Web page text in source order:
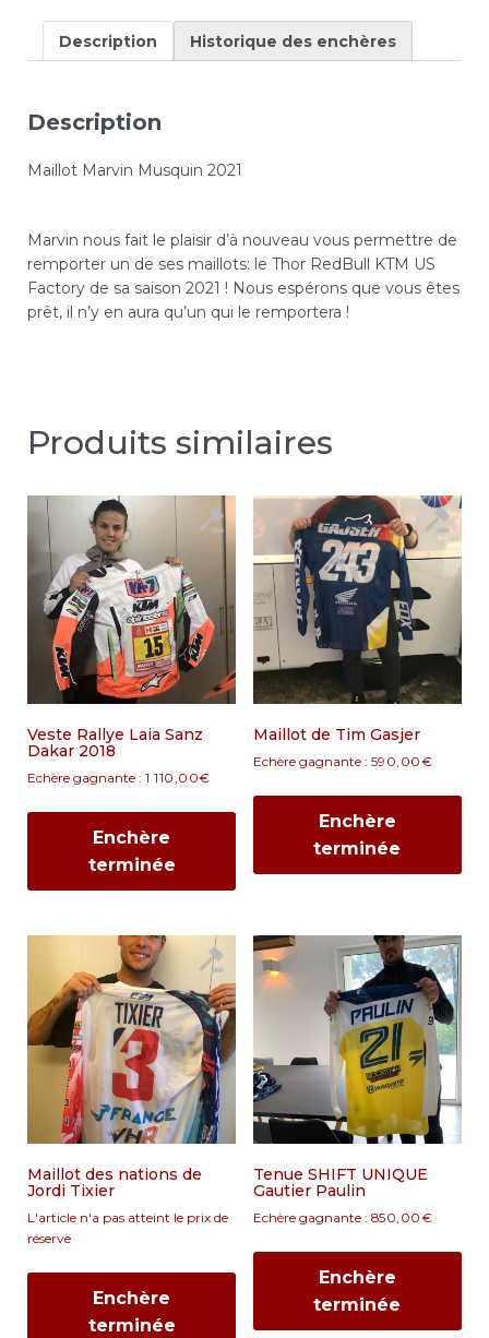
Description Historique des enchères
Description
Maillot Marvin Musquin 2021
Marvin nous fait le plaisir d’à nouveau vous permettre de
remporter un de ses maillots: le Thor RedBull KTM US
Factory de sa saison 2021 ! Nous espérons que vous êtes
prêt, il n’y en aura qu’un qui le remportera !
Produits similaires
Veste Rallye Laia Sanz
Dakar 2018
Echère gagnante : 1 110,00€
Enchère
terminée
Maillot de Tim Gasjer
Echère gagnante : 590,00€
Enchère
terminée
Maillot des nations de
Jordi Tixier
L'article n'a pas atteint le prix de
réserve
Enchère
terminée
Tenue SHIFT UNIQUE
Gautier Paulin
Echère gagnante : 850,00€
Enchère
terminée